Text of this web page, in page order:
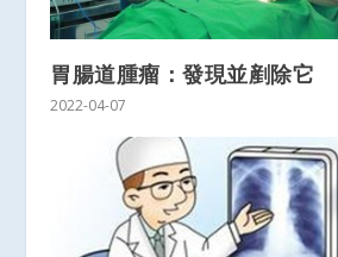
胃腸道腫瘤：發現並剷除它
2022-04-07